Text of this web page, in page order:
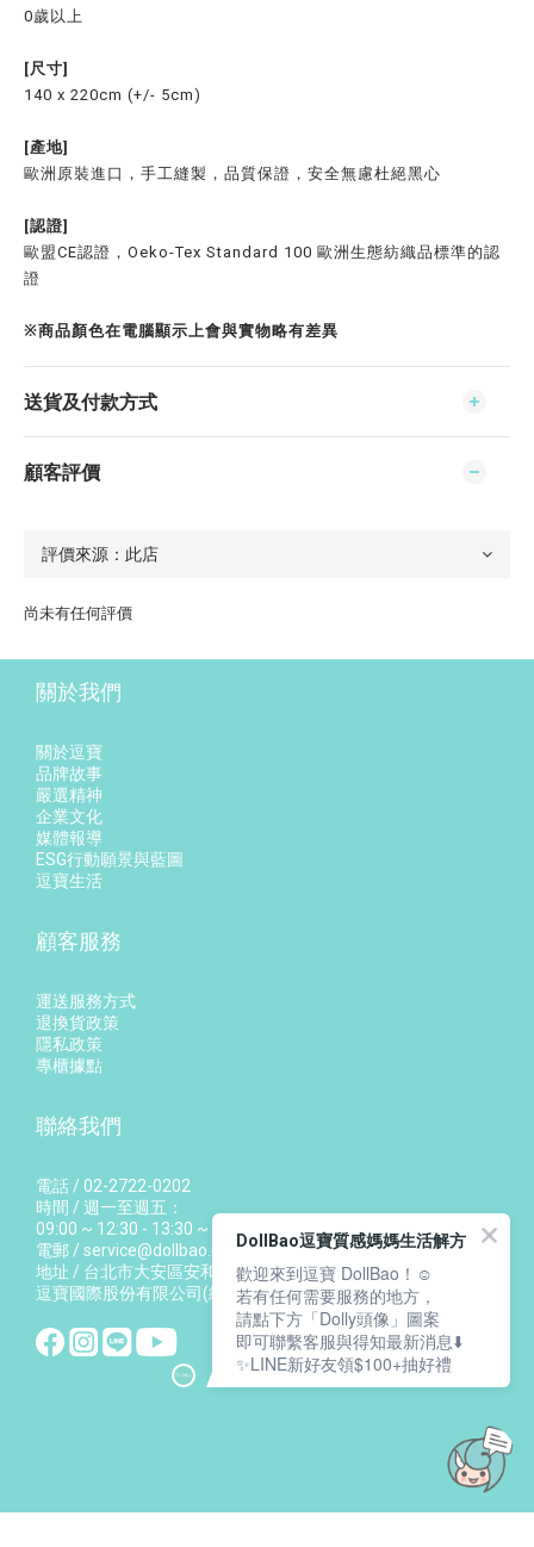
0歲以上
[尺寸]
140 x 220cm (+/- 5cm)
[產地]
歐洲原裝進口，手工縫製，品質保證，安全無慮杜絕黑心
[認證]
歐盟CE認證，Oeko-Tex Standard 100 歐洲生態紡織品標準的認
證
※商品顏色在電腦顯示上會與實物略有差異
送貨及付款方式
顧客評價
尚未有任何評價
關於我們
關於逗寶
品牌故事
嚴選精神
企業文化
媒體報導
ESG行動願景與藍圖
逗寶生活
顧客服務
運送服務方式
退換貨政策
隱私政策
專櫃據點
聯絡我們
電話 / 02-2722-0202
時間 / 週一至週五：
09:00 ~ 12:30 - 13:30 ~ 17:00
電郵 / service@dollbao.com.tw
地址 / 台北市大安區安和路一段27號11樓
逗寶國際股份有限公司(統編：54157350)
DollBao逗寶質感媽媽生活解方
歡迎來到逗寶 DollBao！☺️
若有任何需要服務的地方，
請點下方「Dolly頭像」圖案
即可聯繫客服與得知最新消息⬇️
✨LINE新好友領$100+抽好禮